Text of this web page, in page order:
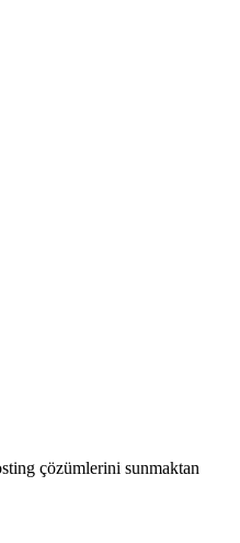
çözümlerini sunmaktan